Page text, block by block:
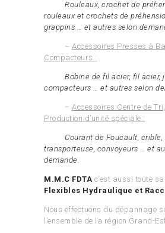
Rouleaux, crochet de
rouleaux et crochets de
grappins … et autres selon
– Accessoires Presses à
Compacteurs :
Bobine de fil acier, fil acier,
compacteurs … et autres selon
– Accessoires Centre de
Production d’unité spéciale :
Courant de Foucault, crible,
transporteuse, convoyeurs … et
demande.
M.M.C FDTA c’est aussi toute
Flexibles Hydraulique et
Nous effectuons du dépannage
l’ensemble de la région Grand-